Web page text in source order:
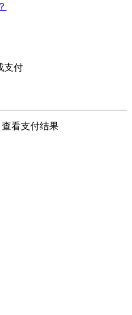
支付
查看支付结果